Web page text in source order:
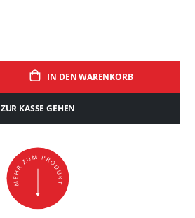
IN DEN WARENKORB
ZUR KASSE GEHEN